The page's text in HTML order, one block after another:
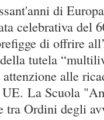
di
celebrativa del
di offrire
tutela
alle
UE. La Scuola
tra Ordini degli